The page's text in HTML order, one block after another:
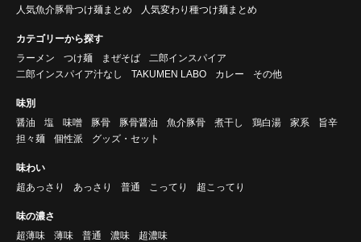
人気魚介豚骨つけ麺まとめ
人気変わり種つけ麺まとめ
カテゴリーから探す
ラーメン
つけ麺 まぜそば
二郎インスパイア
二郎インスパイア汁なし
TAKUMEN LABO カレー その他
味別
醤油
塩 味噌 豚骨 豚骨醤油 魚介豚骨 煮干し 鶏白湯 家系
旨辛
担々麺
個性派 グッズ・セット
味わい
超あっさり
あっさり 普通 こってり 超こってり
味の濃さ
超薄味
薄味 普通 濃味 超濃味